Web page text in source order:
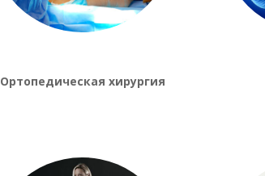
Ортопедическая хирургия